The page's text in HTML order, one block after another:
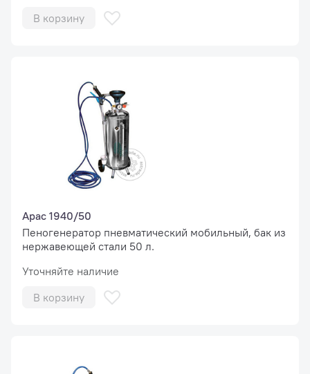
В корзину
Apac 1940/50
Пеногенератор пневматический мобильный, бак из
нержавеющей стали 50 л.
Уточняйте наличие
В корзину